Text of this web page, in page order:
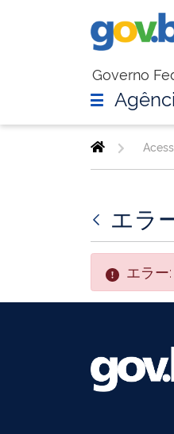
Governo
エラ
エラー: